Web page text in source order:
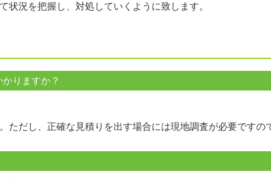
況を把握し、対処していくように致します。
りますか？
ただし、正確な見積りを出す場合には現地調査が必要ですの